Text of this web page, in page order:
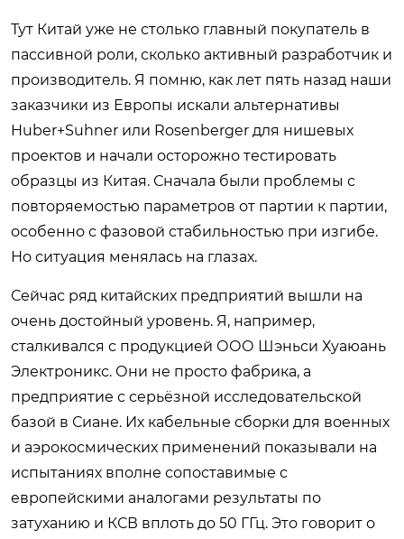
Тут Китай уже не столько главный покупатель в
пассивной роли, сколько активный разработчик и
производитель. Я помню, как лет пять назад наши
заказчики из Европы искали альтернативы
Huber+Suhner или Rosenberger для нишевых
проектов и начали осторожно тестировать
образцы из Китая. Сначала были проблемы с
повторяемостью параметров от партии к партии,
особенно с фазовой стабильностью при изгибе.
Но ситуация менялась на глазах.
Сейчас ряд китайских предприятий вышли на
очень достойный уровень. Я, например,
сталкивался с продукцией ООО Шэньси Хуаюань
Электроникс. Они не просто фабрика, а
предприятие с серьёзной исследовательской
базой в Сиане. Их кабельные сборки для военных
и аэрокосмических применений показывали на
испытаниях вполне сопоставимые с
европейскими аналогами результаты по
затуханию и КСВ вплоть до 50 ГГц. Это говорит о